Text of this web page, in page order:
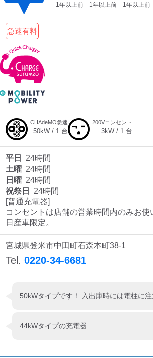
急速有料
1年以上前 1年以上前 1年以上前
CHAdeMO急速
50kW / 1 台
200Vコンセント
3kW / 1 台
平日
24時間
土曜 24時間
日曜 24時間
祝祭日
24時間
[普通充電器]
コンセントは店舗の営業時間内のみお使
日産車限定。
宮城県登米市中田町石森本町38-1
Tel. 0220-34-6681
50kWタイプです！ 入出庫時には電柱に
44kWタイプの充電器